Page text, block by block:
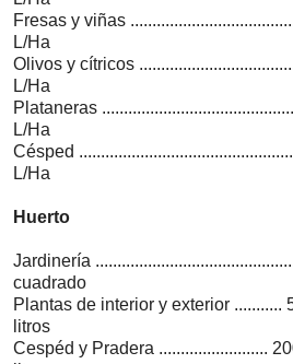
Fresas y viñas
L/Ha
Olivos y cítricos
L/Ha
Plataneras
L/Ha
Césped
L/Ha
Huerto
Jardinería
cuadrado
Plantas de interior y exterior ...........
litros
Cespéd y Pradera .........................